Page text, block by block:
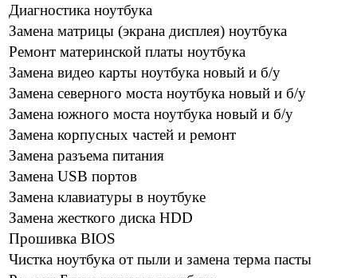
Диагностика ноутбука
Замена матрицы (экрана дисплея) ноутбука
Ремонт материнской платы ноутбука
Замена видео карты ноутбука новый и б/у
Замена северного моста ноутбука новый и б/у
Замена южного моста ноутбука новый и б/у
Замена корпусных частей и ремонт
Замена разъема питания
Замена USB портов
Замена клавиатуры в ноутбуке
Замена жесткого диска HDD
Прошивка BIOS
Чистка ноутбука от пыли и замена терма пасты